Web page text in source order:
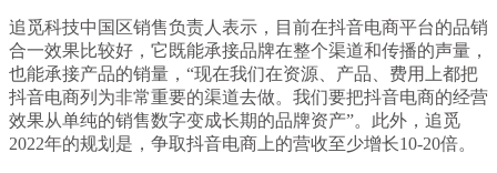
追觅科技中国区销售负责人表示，目前在抖音电商平台的品销
合一效果比较好，它既能承接品牌在整个渠道和传播的声量，
也能承接产品的销量，“现在我们在资源、产品、费用上都把
抖音电商列为非常重要的渠道去做。我们要把抖音电商的经营
效果从单纯的销售数字变成长期的品牌资产”。此外，追觅
2022年的规划是，争取抖音电商上的营收至少增长10-20倍。